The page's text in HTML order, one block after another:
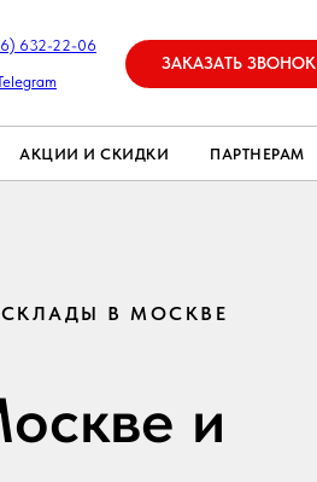
632-22-06
ЗАКАЗАТЬ ЗВОНОК
АКЦИИ И СКИДКИ ПАРТНЕРАМ
В МОСКВЕ
и